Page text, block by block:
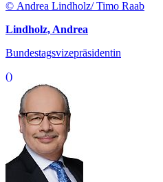
© Andrea Lindholz/ Timo Raab
Lindholz, Andrea
Bundestagsvizepräsidentin
()